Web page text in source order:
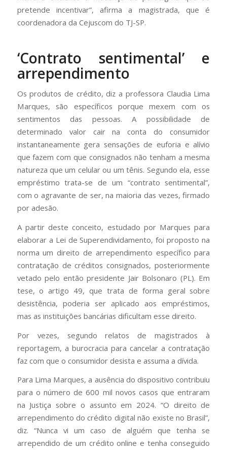
pretende incentivar”, afirma a magistrada, que é
coordenadora da Cejuscom do TJ-SP.
‘Contrato sentimental’ e
arrependimento
Os produtos de crédito, diz a professora Claudia Lima
Marques, são específicos porque mexem com os
sentimentos das pessoas. A possibilidade de
determinado valor cair na conta do consumidor
instantaneamente gera sensações de euforia e alívio
que fazem com que consignados não tenham a mesma
natureza que um celular ou um tênis. Segundo ela, esse
empréstimo trata-se de um “contrato sentimental”,
com o agravante de ser, na maioria das vezes, firmado
por adesão.
A partir deste conceito, estudado por Marques para
elaborar a Lei de Superendividamento, foi proposto na
norma um direito de arrependimento específico para
contratação de créditos consignados, posteriormente
vetado pelo então presidente Jair Bolsonaro (PL). Em
tese, o artigo 49, que trata de forma geral sobre
desistência, poderia ser aplicado aos empréstimos,
mas as instituições bancárias dificultam esse direito.
Por vezes, segundo relatos de magistrados à
reportagem, a burocracia para cancelar a contratação
faz com que o consumidor desista e assuma a dívida.
Para Lima Marques, a ausência do dispositivo contribuiu
para o número de 600 mil novos casos que entraram
na Justiça sobre o assunto em 2024. “O direito de
arrependimento do crédito digital não existe no Brasil”,
diz. “Nunca vi um caso de alguém que tenha se
arrependido de um crédito online e tenha conseguido